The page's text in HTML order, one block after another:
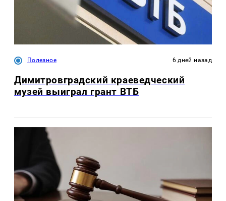
Полезное 6 дней назад
Димитровградский краеведческий
музей выиграл грант ВТБ